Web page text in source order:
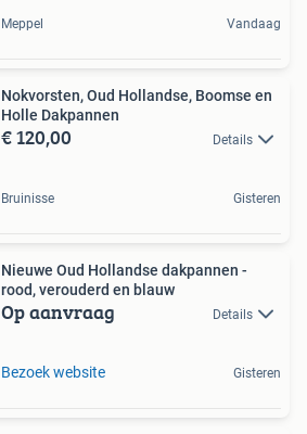
Meppel Vandaag
Nokvorsten, Oud Hollandse, Boomse en
Holle Dakpannen
€ 120,00 Details
Bruinisse Gisteren
Nieuwe Oud Hollandse dakpannen -
rood, verouderd en blauw
Op aanvraag Details
Bezoek website Gisteren